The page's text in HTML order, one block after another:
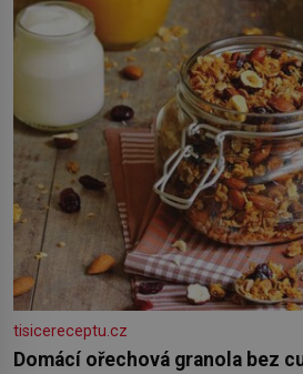
tisicereceptu.cz
Domácí ořechová granola bez